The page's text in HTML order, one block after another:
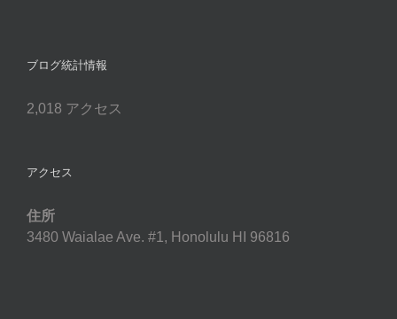
ブログ統計情報
2,018 アクセス
アクセス
住所
3480 Waialae Ave. #1, Honolulu HI 96816